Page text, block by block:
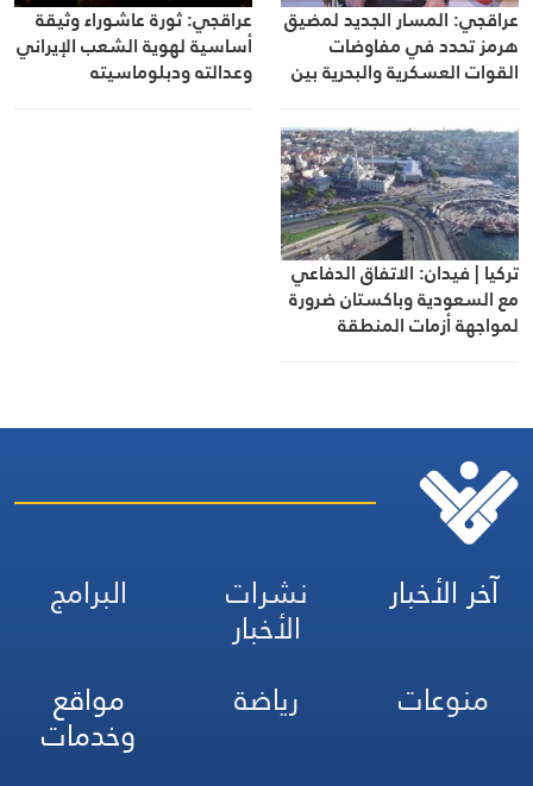
عراقجي: المسار الجديد لمضيق
هرمز تحدد في مفاوضات
القوات العسكرية والبحرية بين
عراقجي: ثورة عاشوراء وثيقة
أساسية لهوية الشعب الإيراني
وعدالته ودبلوماسيته
تركيا | فيدان: الاتفاق الدفاعي
مع السعودية وباكستان ضرورة
لمواجهة أزمات المنطقة
آخر الأخبار نشرات
الأخبار
البرامج
منوعات
رياضة مواقع
وخدمات